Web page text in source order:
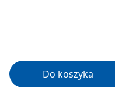
Do koszyka